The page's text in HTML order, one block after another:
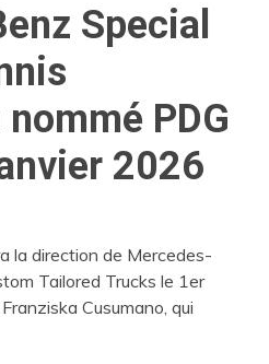
Special
PDG
2026
la direction de Mercedes-
Tailored Trucks le 1er
Cusumano, qui